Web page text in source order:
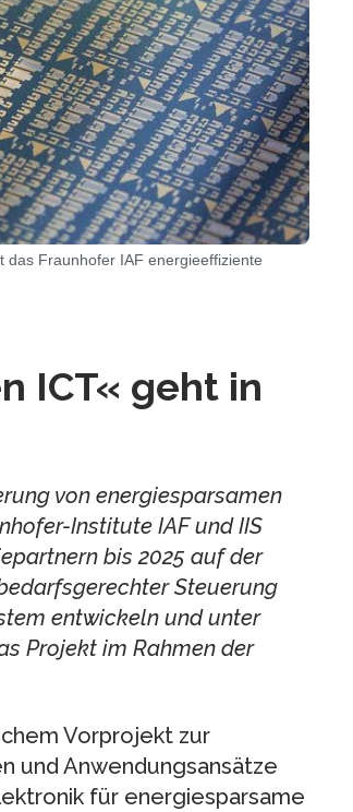
das Fraunhofer IAF energieeffiziente
ICT« geht in
von energiesparsamen
Institute IAF und IIS
bis 2025 auf der
Steuerung
entwickeln und unter
Projekt im Rahmen der
Vorprojekt zur
und Anwendungsansätze
für energiesparsame